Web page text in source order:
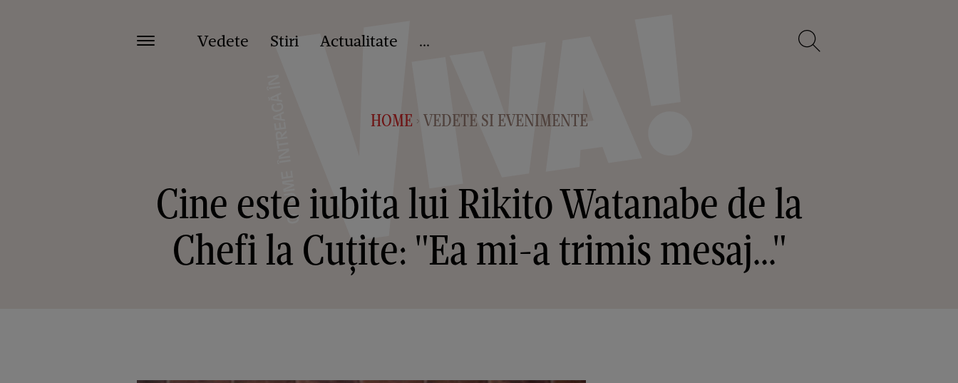
Vedete Stiri Actualitate ...
HOME > VEDETE SI EVENIMENTE
Cine este iubita lui Rikito Watanabe de la
Chefi la Cuțite: "Ea mi-a trimis mesaj..."